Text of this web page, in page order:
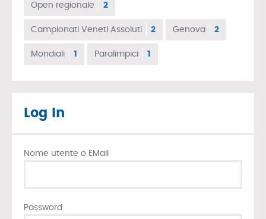
Open regionale 2
Campionati Veneti Assoluti 2 Genova 2
Mondiali 1 Paralimpici 1
Log In
Nome utente o EMail
Password